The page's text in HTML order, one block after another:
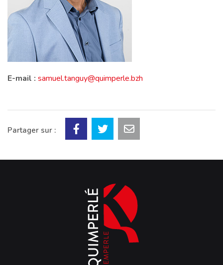
E-mail : samuel.tanguy@quimperle.bzh
Partager sur :